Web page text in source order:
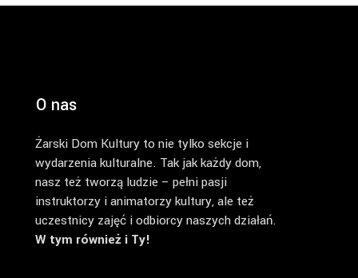
O nas
Żarski Dom Kultury to nie tylko sekcje i
wydarzenia kulturalne. Tak jak każdy dom,
nasz też tworzą ludzie – pełni pasji
instruktorzy i animatorzy kultury, ale też
uczestnicy zajęć i odbiorcy naszych działań.
W tym również i Ty!